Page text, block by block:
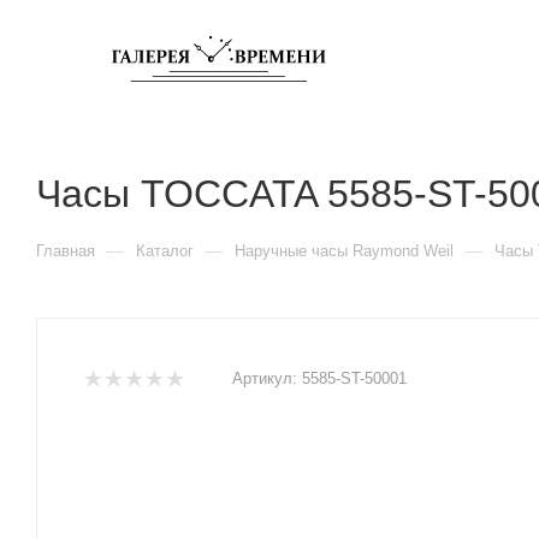
Часы TOCCATA 5585-ST-
Главная — Каталог — Наручные часы Raymond Weil — Часы
Артикул: 5585-ST-50001